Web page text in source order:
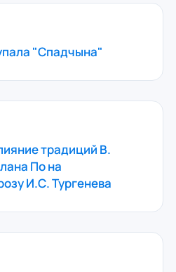
"Спадчына"
традиций В.
По на
И.С. Тургенева